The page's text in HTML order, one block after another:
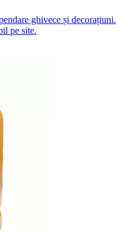
ghivece și decorațiuni.
pe site.